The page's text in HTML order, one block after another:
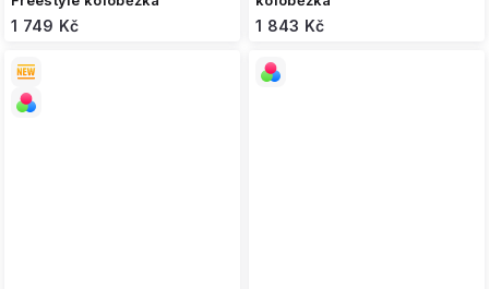
1 749 Kč 1 843 Kč